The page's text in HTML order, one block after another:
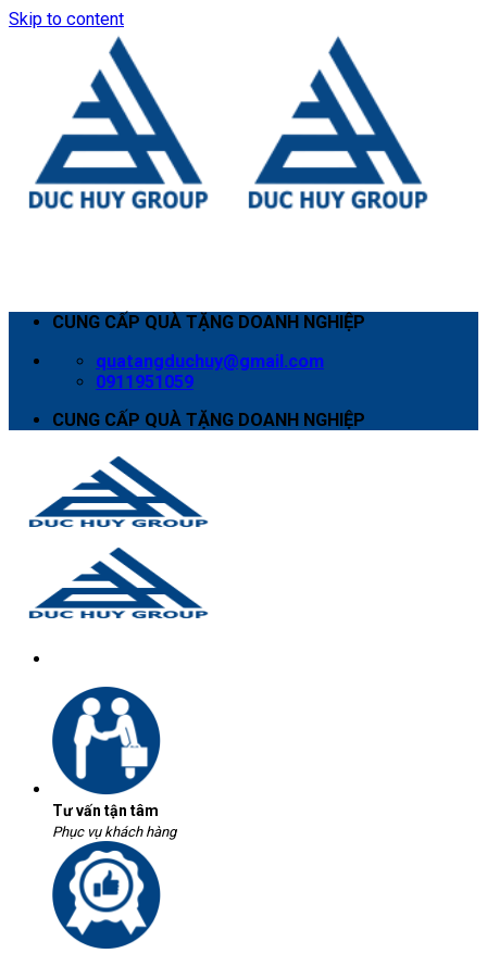
Skip to content
CUNG CẤP QUÀ TẶNG DOANH NGHIỆP
quatangduchuy@gmail.com
0911951059
CUNG CẤP QUÀ TẶNG DOANH NGHIỆP
Tư vấn tận tâm
Phục vụ khách hàng